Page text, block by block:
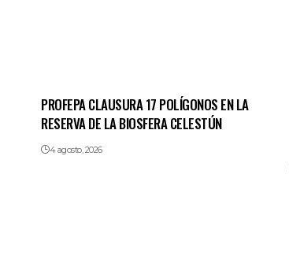
PROFEPA CLAUSURA 17 POLÍGONOS EN LA
RESERVA DE LA BIOSFERA CELESTÚN
4 agosto, 2026